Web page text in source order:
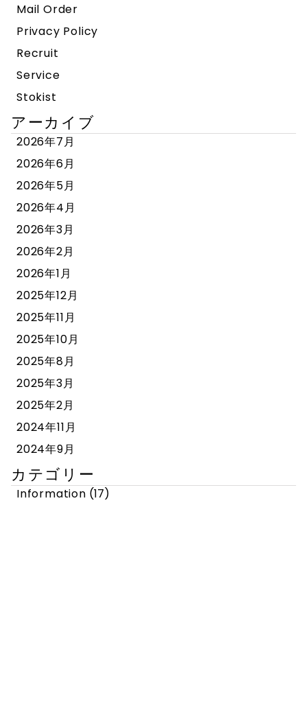
Mail Order
Privacy Policy
Recruit
Service
Stokist
アーカイブ
2026年7月
2026年6月
2026年5月
2026年4月
2026年3月
2026年2月
2026年1月
2025年12月
2025年11月
2025年10月
2025年8月
2025年3月
2025年2月
2024年11月
2024年9月
カテゴリー
Information (17)